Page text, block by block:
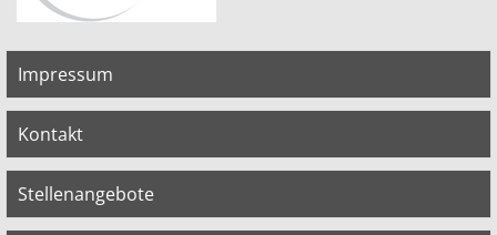
Impressum
Kontakt
Stellenangebote